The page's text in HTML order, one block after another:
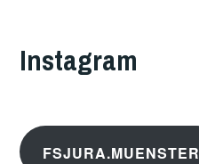
Instagram
FSJURA.MUENSTER